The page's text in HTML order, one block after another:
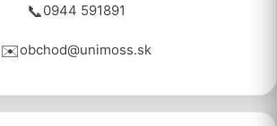
📞0944 591891
✉️obchod@unimoss.sk